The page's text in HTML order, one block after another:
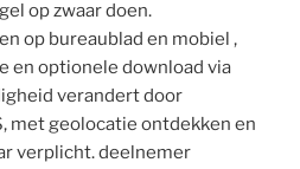
op zwaar doen.
op bureaublad en mobiel ,
en optionele download via
verandert door
met geolocatie ontdekken en
verplicht. deelnemer